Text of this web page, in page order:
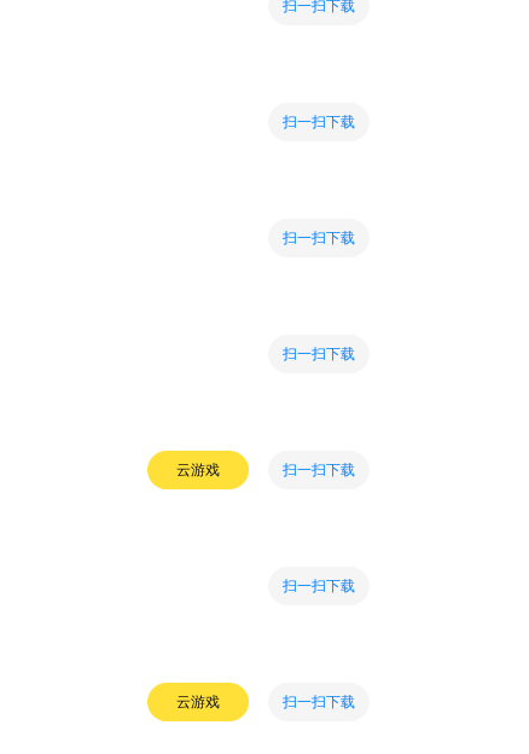
扫一扫下载
扫一扫下载
扫一扫下载
扫一扫下载
云游戏 扫一扫下载
扫一扫下载
云游戏 扫一扫下载